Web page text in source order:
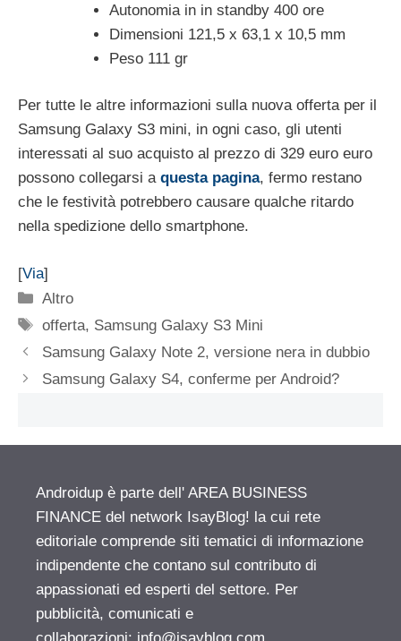
Autonomia in in standby 400 ore
Dimensioni 121,5 x 63,1 x 10,5 mm
Peso 111 gr
Per tutte le altre informazioni sulla nuova offerta per il
Samsung Galaxy S3 mini, in ogni caso, gli utenti
interessati al suo acquisto al prezzo di 329 euro euro
possono collegarsi a questa pagina, fermo restano
che le festività potrebbero causare qualche ritardo
nella spedizione dello smartphone.
[Via]
Categorie
Altro
Tag
offerta, Samsung Galaxy S3 Mini
Samsung Galaxy Note 2, versione nera in dubbio
Samsung Galaxy S4, conferme per Android?
Androidup è parte dell' AREA BUSINESS
FINANCE del network IsayBlog! la cui rete
editoriale comprende siti tematici di informazione
indipendente che contano sul contributo di
appassionati ed esperti del settore. Per
pubblicità, comunicati e
collaborazioni: info@isayblog.com